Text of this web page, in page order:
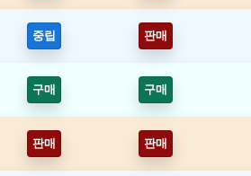
중립 판매
구매 구매
판매 판매